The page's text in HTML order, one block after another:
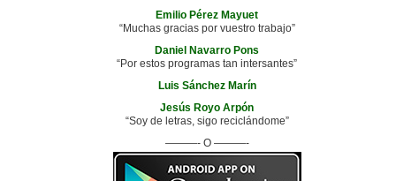
Emilio Pérez Mayuet
“Muchas gracias por vuestro trabajo”
Daniel Navarro Pons
“Por estos programas tan intersantes”
Luis Sánchez Marín
Jesús Royo Arpón
“Soy de letras, sigo reciclándome”
———- O ———-